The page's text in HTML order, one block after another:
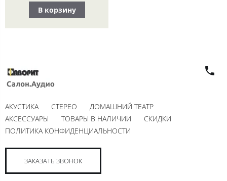
В корзину
АКУСТИКА СТЕРЕО
ДОМАШНИЙ ТЕАТР
АКСЕССУАРЫ
ТОВАРЫ В НАЛИЧИИ
СКИДКИ
ПОЛИТИКА КОНФИДЕНЦИАЛЬНОСТИ
ЗАКАЗАТЬ ЗВОНОК